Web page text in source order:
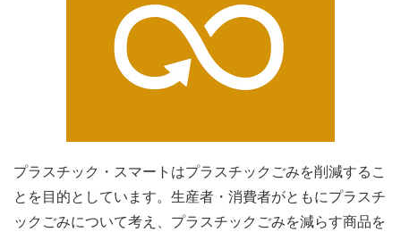
プラスチック・スマートはプラスチックごみを削減するこ
とを目的としています。生産者・消費者がともにプラスチ
ックごみについて考え、プラスチックごみを減らす商品を